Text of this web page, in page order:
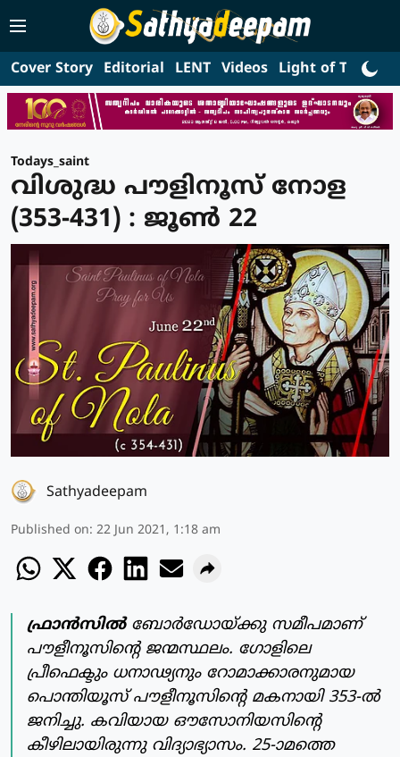
Cover Story Editorial LENT Videos Light of Truth
Todays_saint
വിശുദ്ധ പൗളിനൂസ് നോള
(353-431) : ജൂണ്‍ 22
Sathyadeepam
Published on: 22 Jun 2021, 1:18 am
ഫ്രാന്‍സില്‍ബോര്‍ഡോയ്ക്കു സമീപമാണ്
പൗളീനൂസിന്റെ ജന്മസ്ഥലം. ഗോളിലെ
പ്രീഫെക്ടും ധനാഢ്യനും റോമാക്കാരനുമായ
പൊന്തിയൂസ് പൗളീനൂസിന്റെ മകനായി 353-ല്‍
ജനിച്ചു. കവിയായ ഔസോനിയസിന്റെ
കീഴിലായിരുന്നു വിദ്യാഭ്യാസം. 25-ാമത്തെ